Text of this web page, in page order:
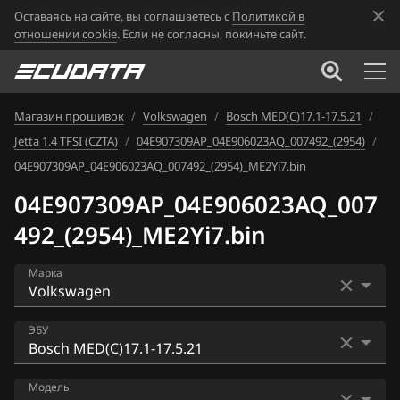
Оставаясь на сайте, вы соглашаетесь с Политикой в
отношении cookie. Если не согласны, покиньте сайт.
Магазин прошивок / Volkswagen / Bosch MED(C)17.1-17.5.21 /
Jetta 1.4 TFSI (CZTA) / 04E907309AP_04E906023AQ_007492_(2954) /
04E907309AP_04E906023AQ_007492_(2954)_ME2Yi7.bin
04E907309AP_04E906023AQ_007
492_(2954)_ME2Yi7.bin
Марка
Acura
Alfa Romeo
ЭБУ
Bosch EDC16U1
Модель